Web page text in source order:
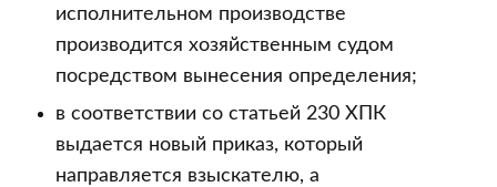
исполнительном производстве
производится хозяйственным судом
посредством вынесения определения;
в соответствии со статьей 230 ХПК
выдается новый приказ, который
направляется взыскателю, а